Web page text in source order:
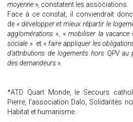
moyenne », constatent les associations.
Face à ce constat, il conviendrait
de « développer et mieux répartir le
agglomérations », «mobiliser la vacance
sociale » et « faire appliquer les
d’attributions de logements hors QPV
des demandeurs ».
*ATD Quart Monde, le Secours
Pierre, l'association Dalo, Solidarités
Habitat et humanisme.